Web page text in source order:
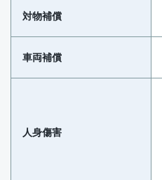
対物補償
車両補償
人身傷害